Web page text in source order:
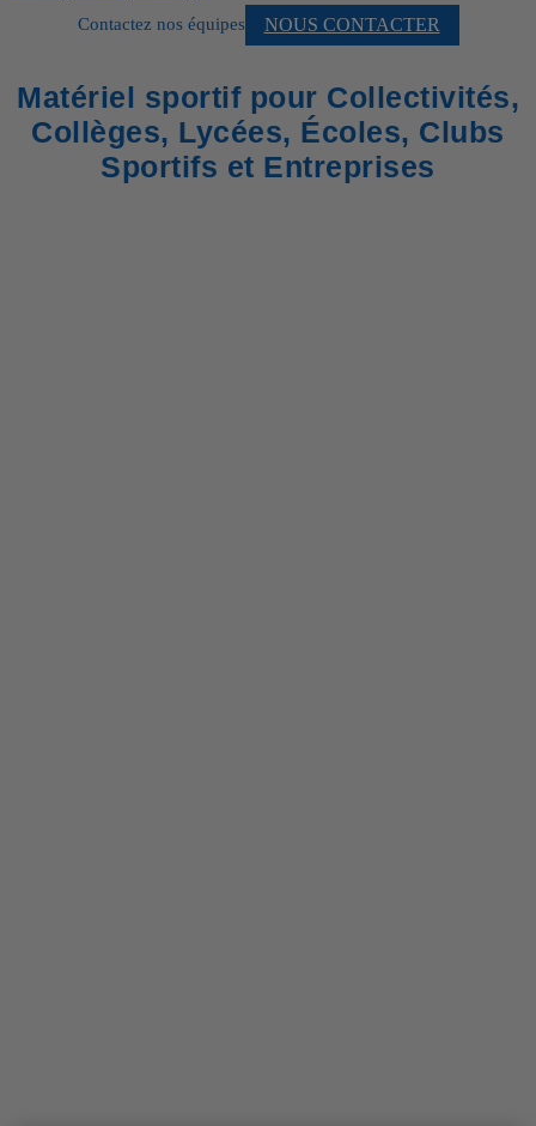
Contactez nos équipes NOUS CONTACTER
Matériel sportif pour Collectivités,
Collèges, Lycées, Écoles, Clubs
Sportifs et Entreprises